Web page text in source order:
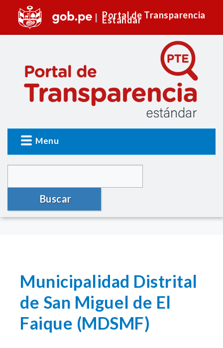
Portal de Transparencia
Estándar
Menu
Buscar
Municipalidad Distrital
de San Miguel de El
Faique (MDSMF)